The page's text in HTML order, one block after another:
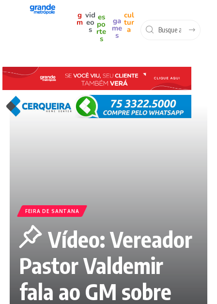
g
m
vid
eo
s
es
po
rte
s
ga
me
s
cul
tur
a
FEIRA DE SANTANA
Vídeo: Vereador
Pastor Valdemir
fala ao GM sobre